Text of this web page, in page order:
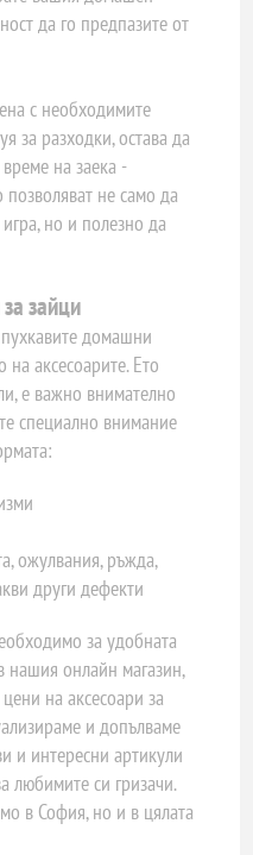
да го предпазите от
с необходимите
за разходки, остава да
на заека -
позволяват не само да
но и полезно да
зайци
домашни
аксесоарите. Ето
е важно внимателно
специално внимание
ожулвания, ръжда,
други дефекти
за удобната
онлайн магазин,
на аксесоари за
и допълваме
и интересни артикули
любимите си гризачи.
в София, но и в цялата